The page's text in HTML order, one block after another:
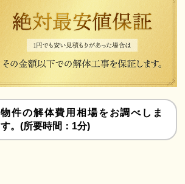
物件の解体費用相場をお調べしま
す。(所要時間：1分)